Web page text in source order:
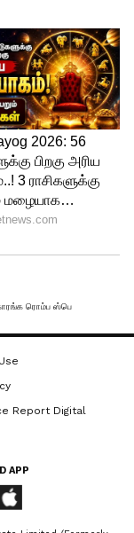
கவனமா
சின்ன
சூழலை
Report Digital
APP